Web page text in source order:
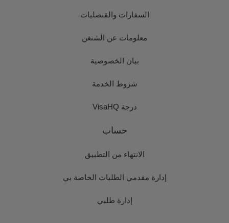
السفارات والقنصليات
معلومات عن الشنغن
بيان الخصوصية
شروط الخدمة
درجة VisaHQ
حساب
الانتهاء من التطبيق
إدارة مقدمي الطلبات الخاصة بي
إدارة طلبي